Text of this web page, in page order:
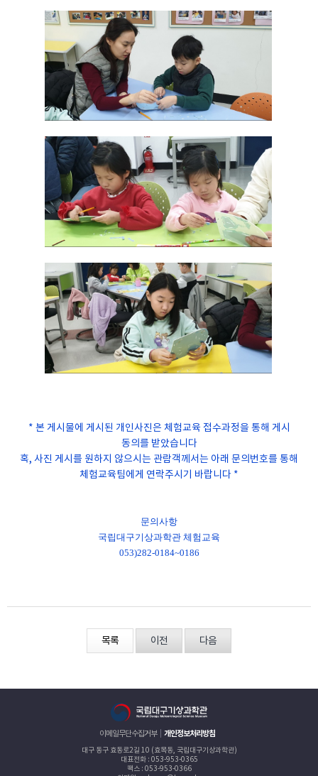
* 본 게시물에 게시된 개인사진은 체험교육 접수과정을 통해 게시
동의를 받았습니다
혹, 사진 게시를 원하지 않으시는 관람객께서는 아래 문의번호를 통해
체험교육팀에게 연락주시기 바랍니다 *
문의사항
국립대구기상과학관 체험교육
053)282-0184~0186
목록 이전 다음
이메일무단수집거부 개인정보처리방침
대구 동구 효동로2길 10 (효목동, 국립대구기상과학관)
대표전화 : 053-953-0365
팩스 : 053-953-0366